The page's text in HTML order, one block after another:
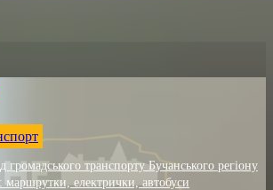
громадського транспорту Бучанського регіону
електрички, автобуси